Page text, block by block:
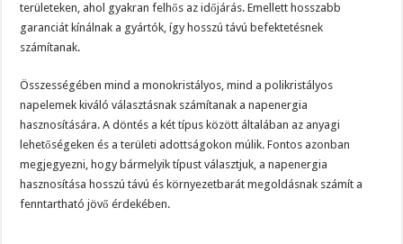
területeken, ahol gyakran felhős az időjárás. Emellett hosszabb
garanciát kínálnak a gyártók, így hosszú távú befektetésnek
számítanak.
Összességében mind a monokristályos, mind a polikristályos
napelemek kiváló választásnak számítanak a napenergia
hasznosítására. A döntés a két típus között általában az anyagi
lehetőségeken és a területi adottságokon múlik. Fontos azonban
megjegyezni, hogy bármelyik típust választjuk, a napenergia
hasznosítása hosszú távú és környezetbarát megoldásnak számít a
fenntartható jövő érdekében.